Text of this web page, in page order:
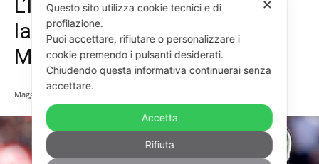
L’Inter ha scelto Provedel per
la porta: sarà il vice di
Martinez
Maggio 15, 2026
✕
Questo sito utilizza cookie tecnici e di
profilazione.
Puoi accettare, rifiutare o personalizzare i
cookie premendo i pulsanti desiderati.
Chiudendo questa informativa continuerai senza
accettare.
Accetta
Rifiuta